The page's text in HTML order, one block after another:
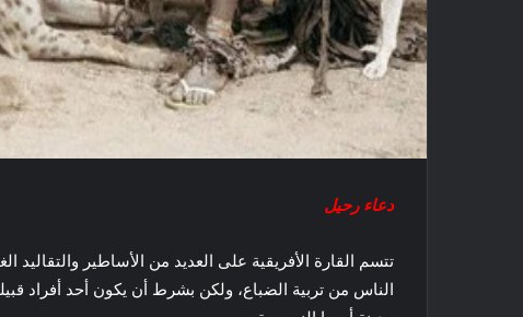
دعاء رحيل
تتسم القارة الأفريقية على العديد من الأساطير
الناس من تربية الضباع، ولكن بشرط أن يكون أحد أفراد